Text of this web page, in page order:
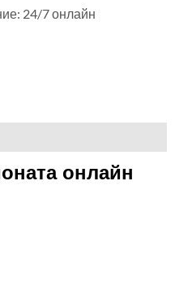
24/7 онлайн
онлайн